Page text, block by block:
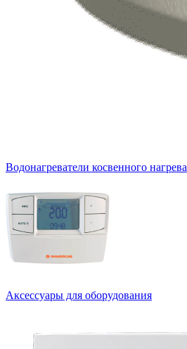
Водонагреватели косвенного нагрева
Аксессуары для оборудования